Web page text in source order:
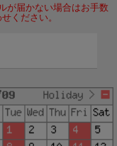
が届かない場合はお手数
ください。